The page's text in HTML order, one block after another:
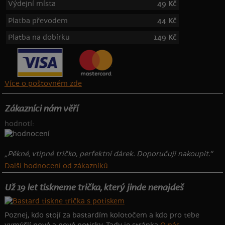
Výdejní místa
49 Kč
Platba převodem
44 Kč
Platba na dobírku
149 Kč
Více o poštovném zde
Zákazníci nám věří
hodnotí:
„Pěkné, vtipné tričko, perfektní dárek. Doporučuji nakoupit.“
Další hodnocení od zákazníků
Už 19 let tiskneme trička, který jinde nenajdeš
Poznej, kdo stojí za bastardím kolotočem a kdo pro tebe